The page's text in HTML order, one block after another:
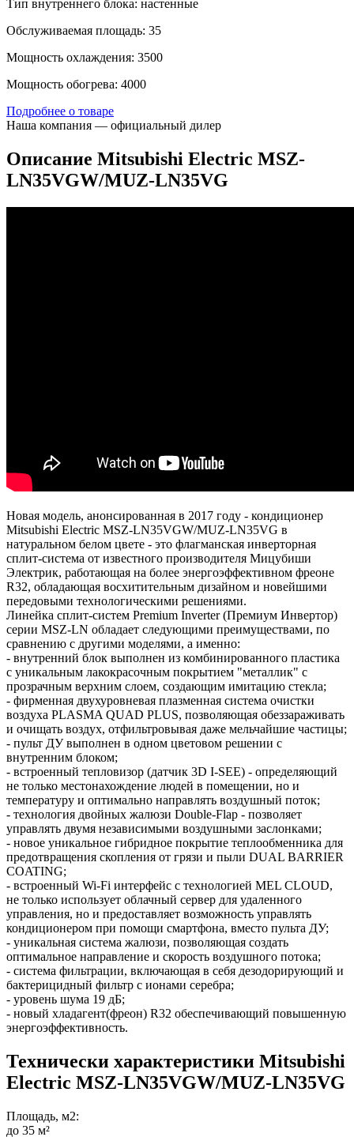
Тип внутреннего блока: настенные
Обслуживаемая площадь: 35
Мощность охлаждения: 3500
Мощность обогрева: 4000
Подробнее о товаре
Наша компания — официальный дилер
Описание Mitsubishi Electric MSZ-
LN35VGW/MUZ-LN35VG
Новая модель, анонсированная в 2017 году - кондиционер
Mitsubishi Electric MSZ-LN35VGW/MUZ-LN35VG в
натуральном белом цвете - это флагманская инверторная
сплит-система от известного производителя Мицубиши
Электрик, работающая на более энергоэффективном фреоне
R32, обладающая восхитительным дизайном и новейшими
передовыми технологическими решениями.
Линейка сплит-систем Premium Inverter (Премиум Инвертор)
серии MSZ-LN обладает следующими преимуществами, по
сравнению с другими моделями, а именно:
- внутренний блок выполнен из комбинированного пластика
с уникальным лакокрасочным покрытием "металлик" с
прозрачным верхним слоем, создающим имитацию стекла;
- фирменная двухуровневая плазменная система очистки
воздуха PLASMA QUAD PLUS, позволяющая обеззараживать
и очищать воздух, отфильтровывая даже мельчайшие частицы;
- пульт ДУ выполнен в одном цветовом решении с
внутренним блоком;
- встроенный тепловизор (датчик 3D I-SEE) - определяющий
не только местонахождение людей в помещении, но и
температуру и оптимально направлять воздушный поток;
- технология двойных жалюзи Double-Flap - позволяет
управлять двумя независимыми воздушными заслонками;
- новое уникальное гибридное покрытие теплообменника для
предотвращения скопления от грязи и пыли DUAL BARRIER
COATING;
- встроенный Wi-Fi интерфейс с технологией MEL CLOUD,
не только использует облачный сервер для удаленного
управления, но и предоставляет возможность управлять
кондиционером при помощи смартфона, вместо пульта ДУ;
- уникальная система жалюзи, позволяющая создать
оптимальное направление и скорость воздушного потока;
- система фильтрации, включающая в себя дезодорирующий и
бактерицидный фильтр с ионами серебра;
- уровень шума 19 дБ;
- новый хладагент(фреон) R32 обеспечивающий повышенную
энергоэффективность.
Технически характеристики Mitsubishi
Electric MSZ-LN35VGW/MUZ-LN35VG
Площадь, м2:
до 35 м²